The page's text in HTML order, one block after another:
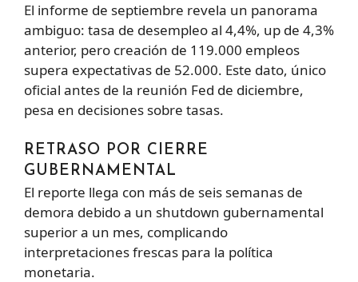
El informe de septiembre revela un panorama
ambiguo: tasa de desempleo al 4,4%, up de 4,3%
anterior, pero creación de 119.000 empleos
supera expectativas de 52.000. Este dato, único
oficial antes de la reunión Fed de diciembre,
pesa en decisiones sobre tasas.
RETRASO POR CIERRE
GUBERNAMENTAL
El reporte llega con más de seis semanas de
demora debido a un shutdown gubernamental
superior a un mes, complicando
interpretaciones frescas para la política
monetaria.